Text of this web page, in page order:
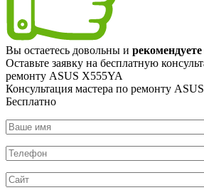
Вы остаетесь довольны и рекомендуете
Оставьте заявку на бесплатную
ремонту ASUS X555YA
Консультация мастера по ремонту
Бесплатно